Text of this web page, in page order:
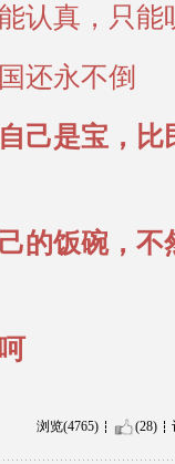
认真，只能
还永不倒
己是宝，比
的饭碗，不
浏览(4765) (28)